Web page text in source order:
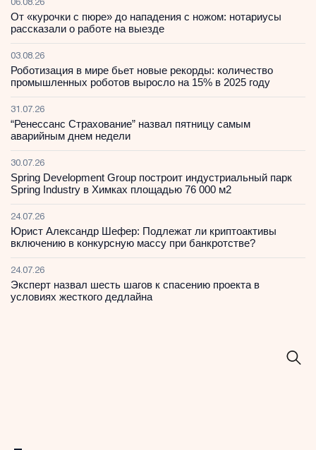
06.08.26
От «курочки с пюре» до нападения с ножом: нотариусы
рассказали о работе на выезде
03.08.26
Роботизация в мире бьет новые рекорды: количество
промышленных роботов выросло на 15% в 2025 году
31.07.26
“Ренессанс Страхование” назвал пятницу самым
аварийным днем недели
30.07.26
Spring Development Group построит индустриальный парк
Spring Industry в Химках площадью 76 000 м2
24.07.26
Юрист Александр Шефер: Подлежат ли криптоактивы
включению в конкурсную массу при банкротстве?
24.07.26
Эксперт назвал шесть шагов к спасению проекта в
условиях жесткого дедлайна